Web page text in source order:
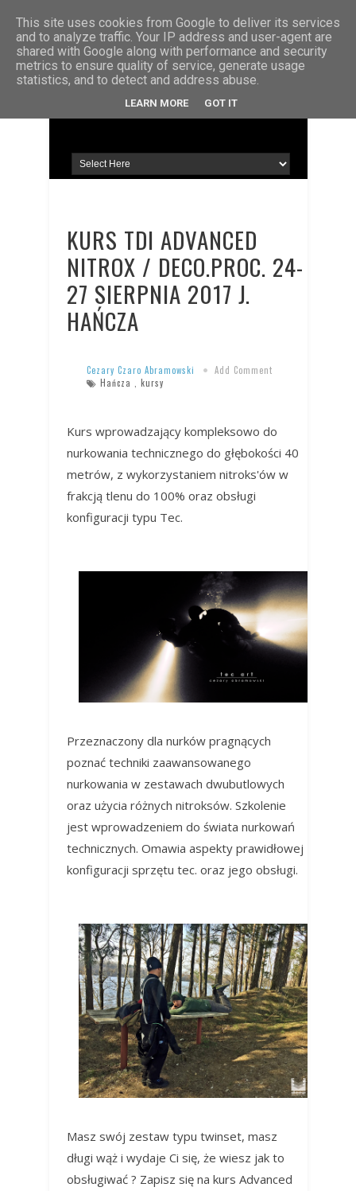
STRONA GŁÓWNA KONTAKT O MNIE
KURS TDI ADVANCED
NITROX / DECO.PROC. 24-
27 SIERPNIA 2017 J.
HAŃCZA
Cezary Czaro Abramowski
Add Comment
Hańcza , kursy
Kurs wprowadzający kompleksowo do
nurkowania technicznego do głębokości 40
metrów, z wykorzystaniem nitroks'ów w
frakcją tlenu do 100% oraz obsługi
konfiguracji typu Tec.
Przeznaczony dla nurków pragnących
poznać techniki zaawansowanego
nurkowania w zestawach dwubutlowych
oraz użycia różnych nitroksów. Szkolenie
jest wprowadzeniem do świata nurkowań
technicznych. Omawia aspekty prawidłowej
konfiguracji sprzętu tec. oraz jego obsługi.
Masz swój zestaw typu twinset, masz
długi wąż i wydaje Ci się, że wiesz jak to
obsługiwać ? Zapisz się na kurs Advanced
This site uses cookies from Google to deliver its services
and to analyze traffic. Your IP address and user-agent are
shared with Google along with performance and security
metrics to ensure quality of service, generate usage
statistics, and to detect and address abuse.
LEARN MORE GOT IT